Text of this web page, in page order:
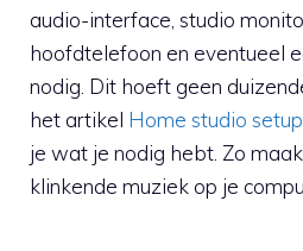
audio-interface, studio
hoofdtelefoon en eventueel
nodig. Dit hoeft geen
het artikel Home studio
je wat je nodig hebt. Zo
klinkende muziek op je